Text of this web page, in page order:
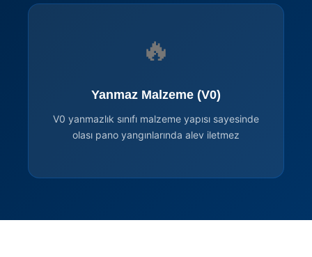
🔥
Yanmaz Malzeme (V0)
V0 yanmazlık sınıfı malzeme yapısı sayesinde
olası pano yangınlarında alev iletmez